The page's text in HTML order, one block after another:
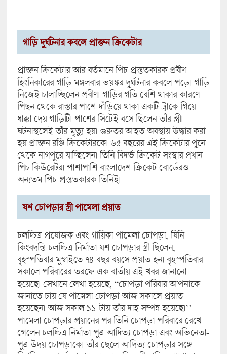
গাড়ি দুর্ঘটনার কবলে প্রাক্তন ক্রিকেটার
প্রাক্তন ক্রিকেটার আর বর্তমানে পিচ প্রস্তুতকারক প্রবীণ
হিংনিকারের গাড়ি মঙ্গলবার ভয়ঙ্কর দুর্ঘটনার কবলে পড়ে। গাড়ি
নিজেই চালাচ্ছিলেন প্রবীণ। গাড়ির গতি বেশি থাকার কারণে
পিছন থেকে রাস্তার পাশে দাঁড়িয়ে থাকা একটি ট্রাকে গিয়ে
ধাক্কা দেয় গাড়িটি। পাশের সিটেই বসে ছিলেন তাঁর স্ত্রী।
ঘটনাস্থলেই তাঁর মৃত্যু হয়। গুরুতর আহত অবস্থায় উদ্ধার করা
হয় প্রাক্তন রঞ্জি ক্রিকেটারকে। ৬৫ বছরের এই ক্রিকেটার পুনে
থেকে নাগপুরে যাচ্ছিলেন। তিনি বিদর্ভ ক্রিকেট সংস্থার প্রধান
পিচ কিউরেটর। পাশাপাশি বাংলাদেশ ক্রিকেট বোর্ডেরও
অন্যতম পিচ প্রস্তুতকারক তিনিই।
যশ চোপড়ার স্ত্রী পামেলা প্রয়াত
চলচ্চিত্র প্রযোজক এবং গায়িকা পামেলা চোপড়া, যিনি
কিংবদন্তি চলচ্চিত্র নির্মাতা যশ চোপড়ার স্ত্রী ছিলেন,
বৃহস্পতিবার মুম্বাইতে ৭৪ বছর বয়সে প্রয়াত হন। বৃহস্পতিবার
সকালে পরিবারের তরফে এক বার্তায় এই খবর জানানো
হয়েছে। সেখানে লেখা হয়েছে, “চোপড়া পরিবার আপনাকে
জানাতে চায় যে পামেলা চোপড়া আজ সকালে প্রয়াত
হয়েছেন। আজ সকাল ১১-টায় তাঁর দাহ সম্পন্ন হয়েছে।’’
পামেলা চোপড়ার প্রয়ানের পর তিনি চোপড়া পরিবারে রেখে
গেলেন চলচ্চিত্র নির্মাতা পুত্র আদিত্য চোপড়া এবং অভিনেতা-
পুত্র উদয় চোপড়াকে। তাঁর ছেলে আদিত্য চোপড়ার সঙ্গে